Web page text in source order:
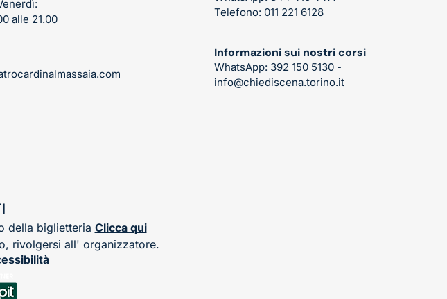
alle 21.00
Telefono: 011 221 6128
Informazioni sui nostri corsi
WhatsApp: 392 150 5130 -
info@chiediscena.torino.it
della biglietteria Clicca qui
rivolgersi all' organizzatore.